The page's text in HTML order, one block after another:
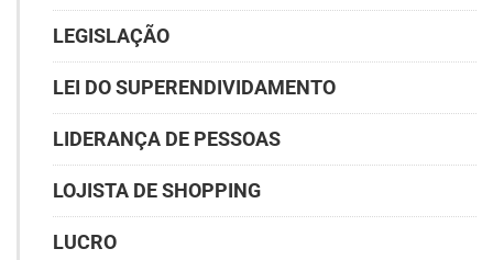
LEGISLAÇÃO
LEI DO SUPERENDIVIDAMENTO
LIDERANÇA DE PESSOAS
LOJISTA DE SHOPPING
LUCRO